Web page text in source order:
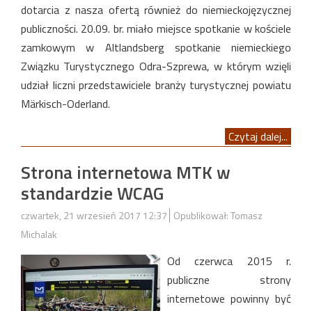
dotarcia z nasza ofertą również do niemieckojęzycznej
publiczności. 20.09. br. miało miejsce spotkanie w kościele
zamkowym w Altlandsberg spotkanie niemieckiego
Związku Turystycznego Odra-Szprewa, w którym wzięli
udział liczni przedstawiciele branży turystycznej powiatu
Märkisch-Oderland.
Czytaj dalej...
Strona internetowa MTK w
standardzie WCAG
czwartek, 21 wrzesień 2017 12:37 Opublikował: Tomasz
Michalak
Od czerwca 2015 r.
publiczne strony
internetowe powinny być